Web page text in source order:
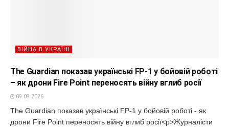
ВІЙНА В УКРАЇНІ
The Guardian показав українські FP-1 у бойовій роботі
– як дрони Fire Point переносять війну вглиб росії
09.08.2026
The Guardian показав українські FP-1 у бойовій роботі - як
дрони Fire Point переносять війну вглиб росії<p>Журналісти